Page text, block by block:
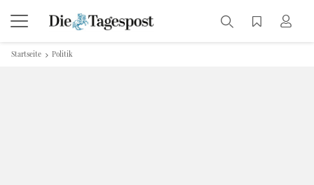
Startseite Politik